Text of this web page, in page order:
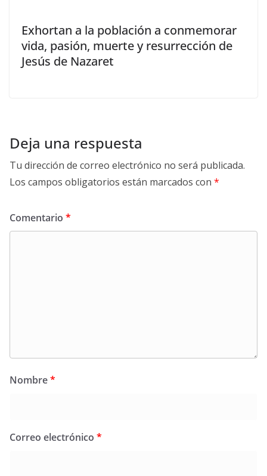
Exhortan a la población a conmemorar
vida, pasión, muerte y resurrección de
Jesús de Nazaret
Deja una respuesta
Tu dirección de correo electrónico no será publicada.
Los campos obligatorios están marcados con *
Comentario *
Nombre*
Correo electrónico *